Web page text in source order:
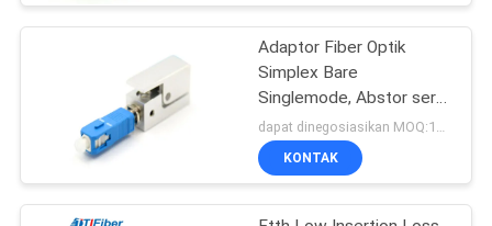
Adaptor Fiber Optik
Simplex Bare
Singlemode, Abstor serat
biru ABS
dapat dinegosiasikan MOQ:1000
KONTAK